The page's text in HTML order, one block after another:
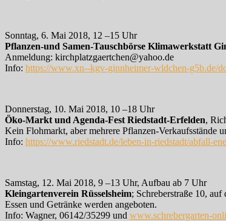
Sonntag, 6. Mai 2018, 12 –15 Uhr
Pflanzen-und Samen-Tauschbörse Klimawerkstatt
Anmeldung: kirchplatzgaertchen@yahoo.de
Info: https://www.xn--kgv-ginnheimer-wldchen-g5b.de/
Donnerstag, 10. Mai 2018, 10 –18 Uhr
Öko-Markt und Agenda-Fest Riedstadt-Erfelden,
Kein Flohmarkt, aber mehrere Pflanzen-Verkaufsstände
Info: https://www.riedstadt.de/leben-in-riedstadt/abfall-
Samstag, 12. Mai 2018, 9 –13 Uhr, Aufbau ab 7 Uhr
Kleingartenverein Rüsselsheim; Schreberstraße 10,
Essen und Getränke werden angeboten.
Info: Wagner, 06142/35299 und www.schrebergarten-